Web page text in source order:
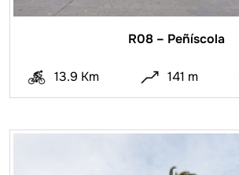
R08 – Peñíscola
13.9 Km 141 m